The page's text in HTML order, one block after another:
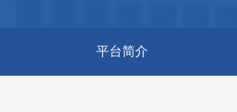
平台简介